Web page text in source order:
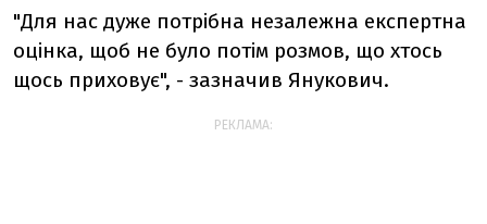
"Для нас дуже потрібна незалежна експертна
оцінка, щоб не було потім розмов, що хтось
щось приховує", - зазначив Янукович.
РЕКЛАМА: